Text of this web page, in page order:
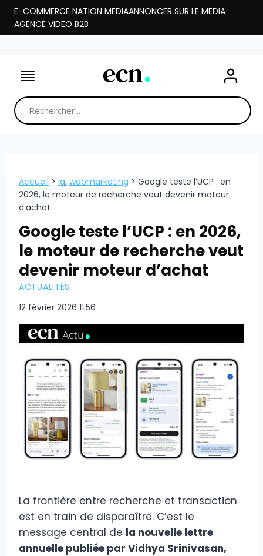
Aller
contenu
E-COMMERCE NATION MEDIAANNONCER SUR LE MEDIA
AGENCE VIDEO B2B
Accueil > ia, webmarketing > Google teste l’UCP : en
2026, le moteur de recherche veut devenir moteur
d’achat
Google teste l’UCP : en 2026,
le moteur de recherche veut
devenir moteur d’achat
ACTUALITÉS
12 février 2026 11:56
La frontière entre recherche et transaction
est en train de disparaître. C’est le
message central de la nouvelle lettre
annuelle publiée par Vidhya Srinivasan,